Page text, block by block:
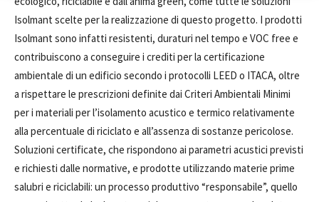
Isolmant scelte per la realizzazione di questo progetto. I prodotti
Isolmant sono infatti resistenti, duraturi nel tempo e VOC free e
contribuiscono a conseguire i crediti per la certificazione
ambientale di un edificio secondo i protocolli LEED o ITACA, oltre
a rispettare le prescrizioni definite dai Criteri Ambientali Minimi
per i materiali per l’isolamento acustico e termico relativamente
alla percentuale di riciclato e all’assenza di sostanze pericolose.
Soluzioni certificate, che rispondono ai parametri acustici previsti
e richiesti dalle normative, e prodotte utilizzando materie prime
salubri e riciclabili: un processo produttivo “responsabile”, quello